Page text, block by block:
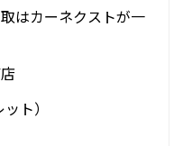
はカーネクストが一
ト）